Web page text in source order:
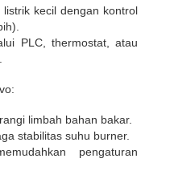
kecil dengan kontrol
PLC, thermostat, atau
limbah bahan bakar.
stabilitas suhu burner.
pengaturan